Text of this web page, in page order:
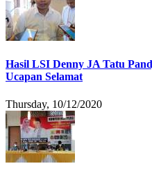
Hasil LSI Denny JA Tatu
Ucapan Selamat
Thursday, 10/12/2020